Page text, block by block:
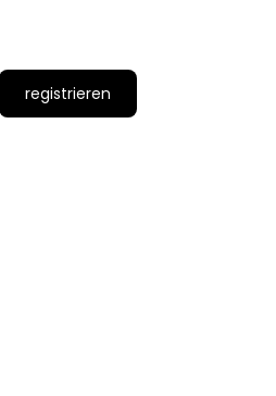
registrieren